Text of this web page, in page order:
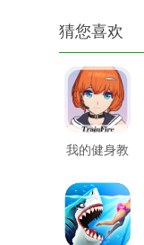
猜您喜欢
我的健身教
练2